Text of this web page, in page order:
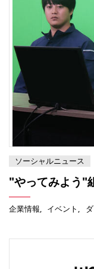
ソーシャルニュース
"やってみよう"
企業情報 イベント